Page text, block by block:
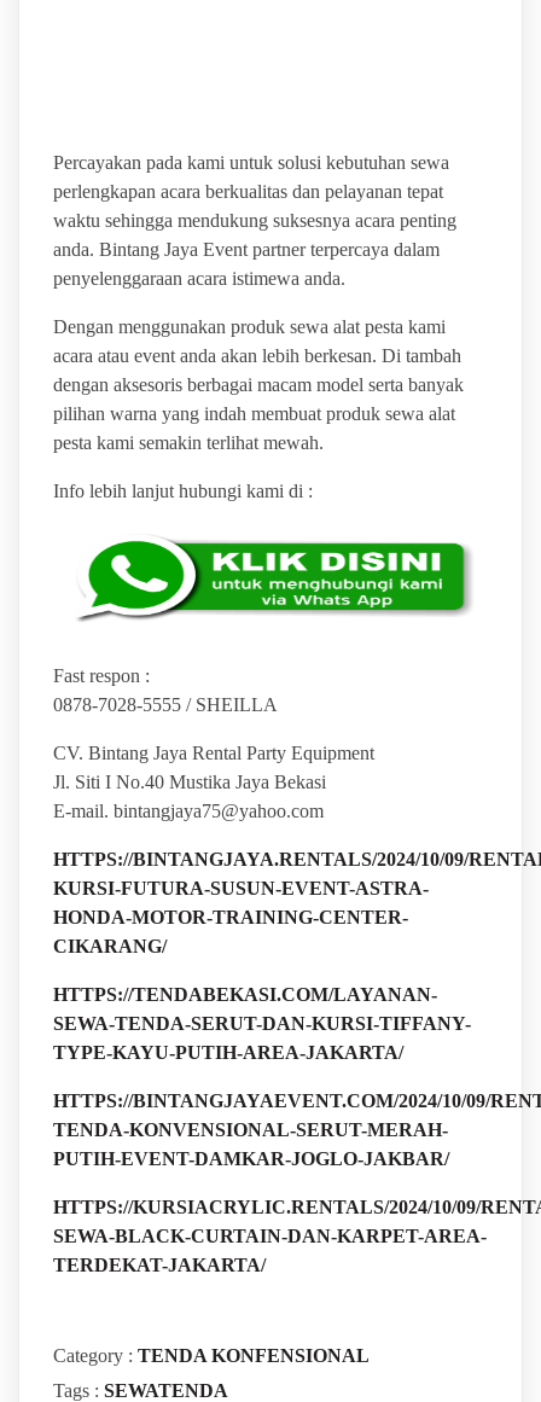
Percayakan pada kami untuk solusi kebutuhan sewa
perlengkapan acara berkualitas dan pelayanan tepat
waktu sehingga mendukung suksesnya acara penting
anda. Bintang Jaya Event partner terpercaya dalam
penyelenggaraan acara istimewa anda.
Dengan menggunakan produk sewa alat pesta kami
acara atau event anda akan lebih berkesan. Di tambah
dengan aksesoris berbagai macam model serta banyak
pilihan warna yang indah membuat produk sewa alat
pesta kami semakin terlihat mewah.
Info lebih lanjut hubungi kami di :
Fast respon :
0878-7028-5555 / SHEILLA
CV. Bintang Jaya Rental Party Equipment
Jl. Siti I No.40 Mustika Jaya Bekasi
E-mail. bintangjaya75@yahoo.com
HTTPS://BINTANGJAYA.RENTALS/2024/10/09/
KURSI-FUTURA-SUSUN-EVENT-ASTRA-
HONDA-MOTOR-TRAINING-CENTER-
CIKARANG/
HTTPS://TENDABEKASI.COM/LAYANAN-
SEWA-TENDA-SERUT-DAN-KURSI-TIFFANY-
TYPE-KAYU-PUTIH-AREA-JAKARTA/
HTTPS://BINTANGJAYAEVENT.COM/2024/10/09/
TENDA-KONVENSIONAL-SERUT-MERAH-
PUTIH-EVENT-DAMKAR-JOGLO-JAKBAR/
HTTPS://KURSIACRYLIC.RENTALS/2024/10/09/
SEWA-BLACK-CURTAIN-DAN-KARPET-AREA-
TERDEKAT-JAKARTA/
Category : TENDA KONFENSIONAL
Tags : SEWATENDA